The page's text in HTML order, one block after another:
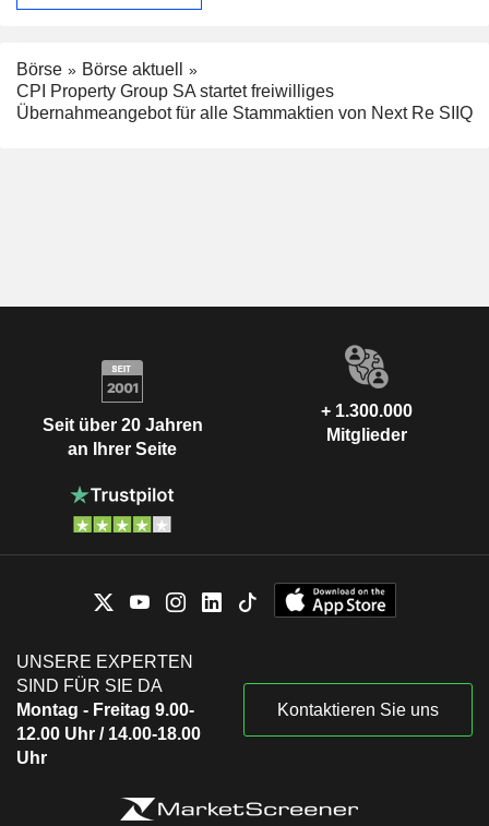
Börse
Börse aktuell
CPI Property Group SA startet freiwilliges
Übernahmeangebot für alle Stammaktien von Next Re SIIQ
Seit über 20 Jahren
an Ihrer Seite
+ 1.300.000
Mitglieder
UNSERE EXPERTEN
SIND FÜR SIE DA
Montag - Freitag 9.00-
12.00 Uhr / 14.00-18.00
Uhr
Kontaktieren Sie uns